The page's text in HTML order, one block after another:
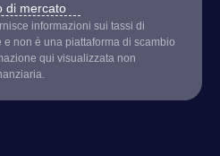
di mercato
informazioni sui tassi di
non è una piattaforma di scambio
qui visualizzata non